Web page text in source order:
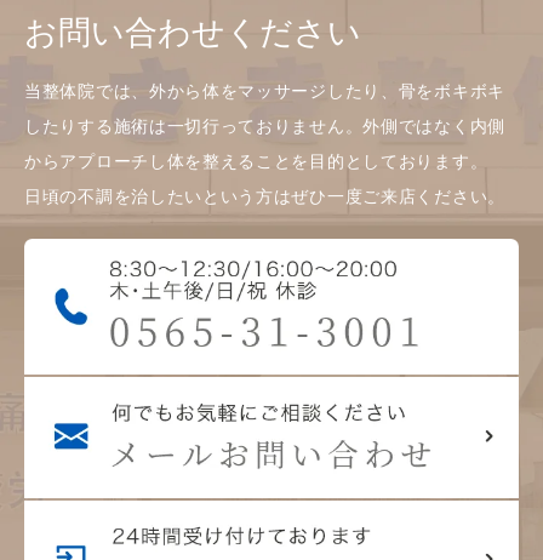
お問い合わせください
当整体院では、外から体をマッサージしたり、骨をボキボキ
したりする施術は一切行っておりません。外側ではなく内側
からアプローチし体を整えることを目的としております。
日頃の不調を治したいという方はぜひ一度ご来店ください。